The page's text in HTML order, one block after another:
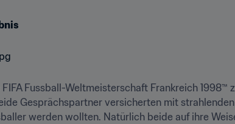
Fussball-Weltmeisterschaft Frankreich
Gesprächspartner versicherten mit
werden wollten. Natürlich beide auf ihre